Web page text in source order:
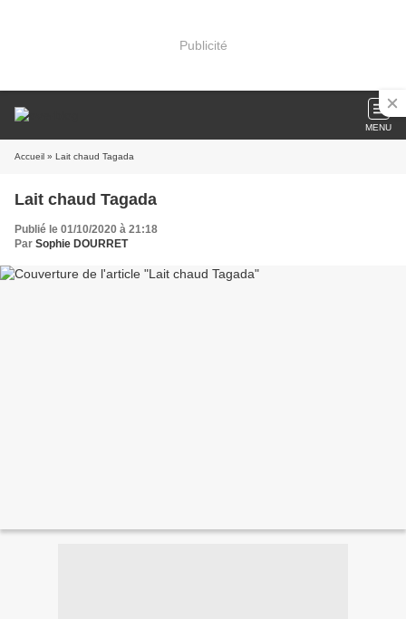
Publicité
MENU
Accueil » Lait chaud Tagada
Lait chaud Tagada
Publié le 01/10/2020 à 21:18
Par Sophie DOURRET